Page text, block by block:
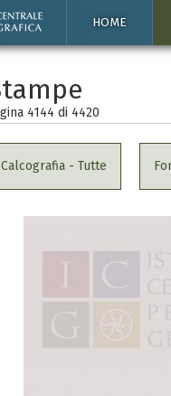
HOME
4144 di 4420
Calcografia - Tutte